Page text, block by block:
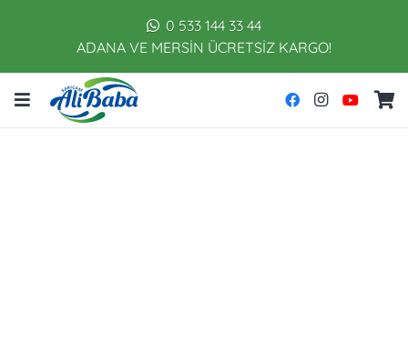
0 533 144 33 44
ADANA VE MERSİN ÜCRETSİZ KARGO!